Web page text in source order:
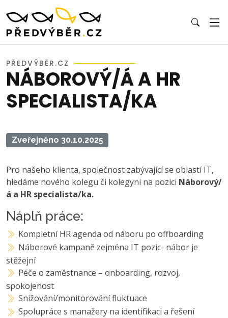
PŘEDVÝBĚR.CZ
NÁBOROVÝ/Á A HR
SPECIALISTA/KA
Zveřejněno 30.10.2025
Pro našeho klienta, společnost zabývající se oblastí IT,
hledáme nového kolegu či kolegyni na pozici Náborový/
á a HR specialista/ka.
Náplň práce:
Kompletní HR agenda od náboru po offboarding
Náborové kampaně zejména IT pozic- nábor je
stěžejní
Péče o zaměstnance – onboarding, rozvoj,
spokojenost
Snižování/monitorování fluktuace
Spolupráce s manažery na identifikaci a řešení